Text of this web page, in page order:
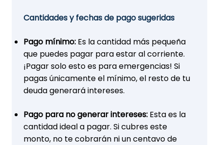
Cantidades y fechas de pago sugeridas
Pago mínimo: Es la cantidad más pequeña
que puedes pagar para estar al corriente.
¡Pagar solo esto es para emergencias! Si
pagas únicamente el mínimo, el resto de tu
deuda generará intereses.
Pago para no generar intereses: Esta es la
cantidad ideal a pagar. Si cubres este
monto, no te cobrarán ni un centavo de